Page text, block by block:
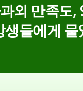
외 만족도,
생들에게